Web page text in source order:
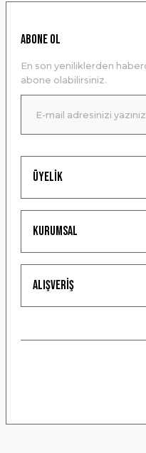
Ürün resmi kalitesiz,
Ürün bilgilerinde hatalar
Ürün fiyatı diğer sitelerden
Bu ürüne benzer farklı
Üyelik
Kurumsal
Alışveriş
ABONE OL
En son yeniliklerden
abone olabilirsiniz.